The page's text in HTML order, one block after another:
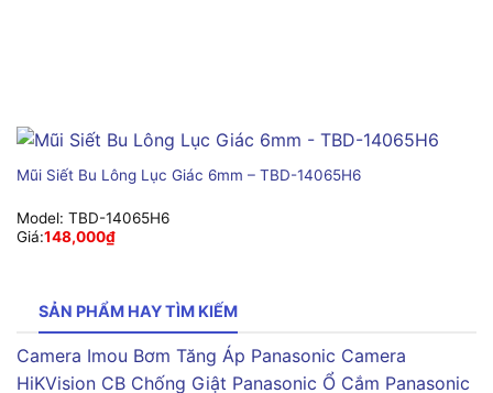
Mũi Siết Bu Lông Lục Giác 6mm – TBD-14065H6
Model: TBD-14065H6
Giá:148,000₫
SẢN PHẨM HAY TÌM KIẾM
Camera Imou Bơm Tăng Áp Panasonic Camera
HiKVision CB Chống Giật Panasonic Ổ Cắm Panasonic